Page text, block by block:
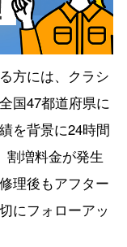
方には、クラシ
国47都道府県に
を背景に24時間
割増料金が発生
理後もアフター
にフォローアッ